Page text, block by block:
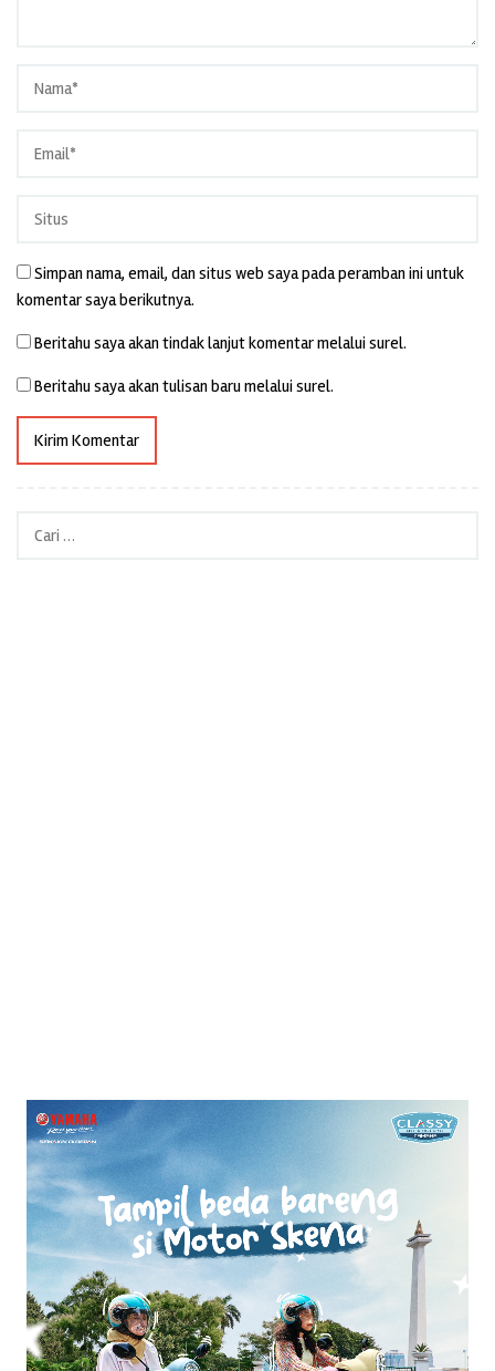
Simpan nama, email, dan situs web saya pada peramban ini untuk
komentar saya berikutnya.
Beritahu saya akan tindak lanjut komentar melalui surel.
Beritahu saya akan tulisan baru melalui surel.